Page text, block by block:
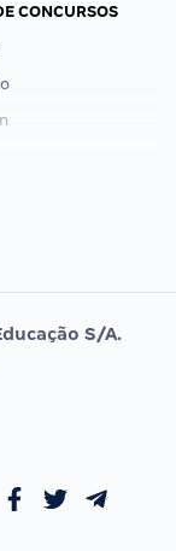
CONCURSOS
ORDEM
S/A.